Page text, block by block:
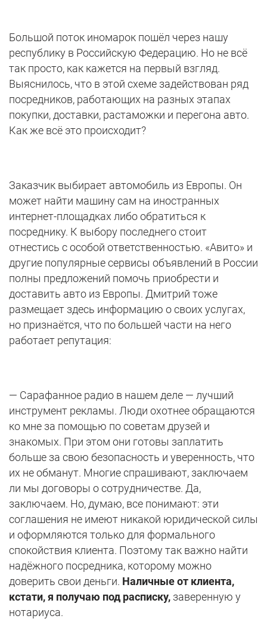
Большой поток иномарок пошёл через нашу
республику в Российскую Федерацию. Но не всё
так просто, как кажется на первый взгляд.
Выяснилось, что в этой схеме задействован ряд
посредников, работающих на разных этапах
покупки, доставки, растаможки и перегона авто.
Как же всё это происходит?
Заказчик выбирает автомобиль из Европы. Он
может найти машину сам на иностранных
интернет-площадках либо обратиться к
посреднику. К выбору последнего стоит
отнестись с особой ответственностью. «Авито» и
другие популярные сервисы объявлений в России
полны предложений помочь приобрести и
доставить авто из Европы. Дмитрий тоже
размещает здесь информацию о своих услугах,
но признаётся, что по большей части на него
работает репутация:
— Сарафанное радио в нашем деле — лучший
инструмент рекламы. Люди охотнее обращаются
ко мне за помощью по советам друзей и
знакомых. При этом они готовы заплатить
больше за свою безопасность и уверенность, что
их не обманут. Многие спрашивают, заключаем
ли мы договоры о сотрудничестве. Да,
заключаем. Но, думаю, все понимают: эти
соглашения не имеют никакой юридической силы
и оформляются только для формального
спокойствия клиента. Поэтому так важно найти
надёжного посредника, которому можно
доверить свои деньги. Наличные от клиента,
кстати, я получаю под расписку, заверенную у
нотариуса.